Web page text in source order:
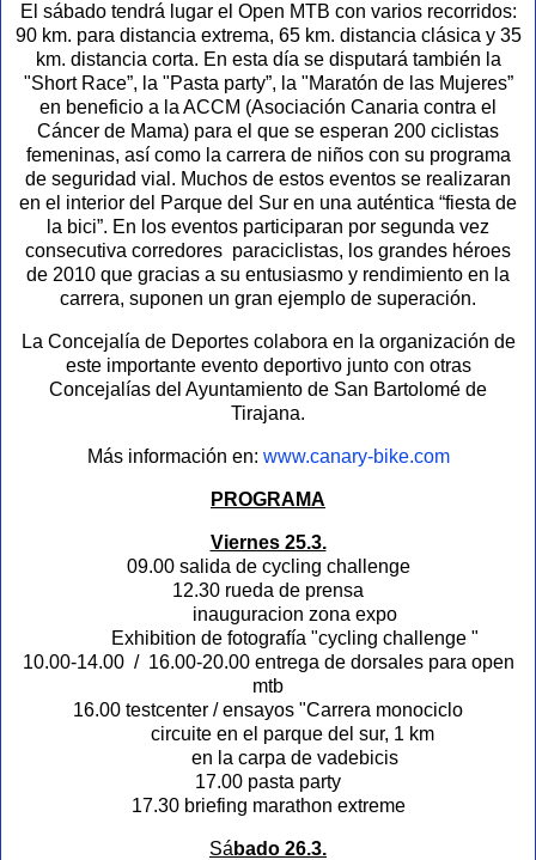
El sábado tendrá lugar el Open MTB con varios recorridos:
90 km. para distancia extrema, 65 km. distancia clásica y 35
km. distancia corta. En esta día se disputará también la
"Short Race”, la "Pasta party”, la "Maratón de las Mujeres”
en beneficio a la ACCM (Asociación Canaria contra el
Cáncer de Mama) para el que se esperan 200 ciclistas
femeninas, así como la carrera de niños con su programa
de seguridad vial. Muchos de estos eventos se realizaran
en el interior del Parque del Sur en una auténtica “fiesta de
la bici”. En los eventos participaran por segunda vez
consecutiva corredores paraciclistas, los grandes héroes
de 2010 que gracias a su entusiasmo y rendimiento en la
carrera, suponen un gran ejemplo de superación.
La Concejalía de Deportes colabora en la organización de
este importante evento deportivo junto con otras
Concejalías del Ayuntamiento de San Bartolomé de
Tirajana.
Más información en: www.canary-bike.com
PROGRAMA
Viernes 25.3.
09.00 salida de cycling challenge
12.30 rueda de prensa
inauguracion zona expo
Exhibition de fotografía "cycling challenge "
10.00-14.00 / 16.00-20.00 entrega de dorsales para open
mtb
16.00 testcenter / ensayos "Carrera monociclo
circuite en el parque del sur, 1 km
en la carpa de vadebicis
17.00 pasta party
17.30 briefing marathon extreme
Sá bado 26.3.